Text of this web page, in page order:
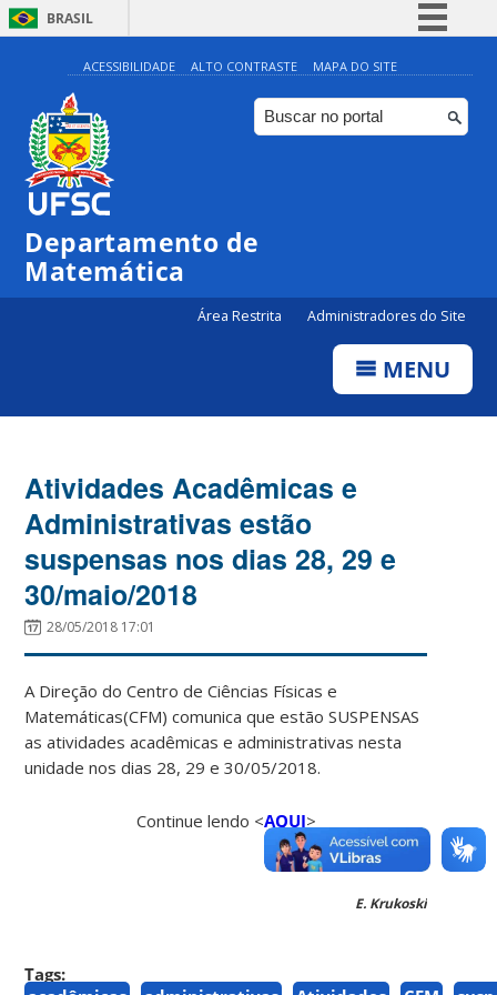
BRASIL
Simplifique!
Comunica BR
Participe
ACESSIBILIDADE ALTO CONTRASTE MAPA DO SITE
Departamento de
Matemática
Área Restrita Administradores do Site
MENU
Atividades Acadêmicas e
Administrativas estão
suspensas nos dias 28, 29 e
30/maio/2018
28/05/2018 17:01
A Direção do Centro de Ciências Físicas e
Matemáticas(CFM) comunica que estão SUSPENSAS
as atividades acadêmicas e administrativas nesta
unidade nos dias 28, 29 e 30/05/2018.
Continue lendo <AQUI>
E. Krukoski
Tags: